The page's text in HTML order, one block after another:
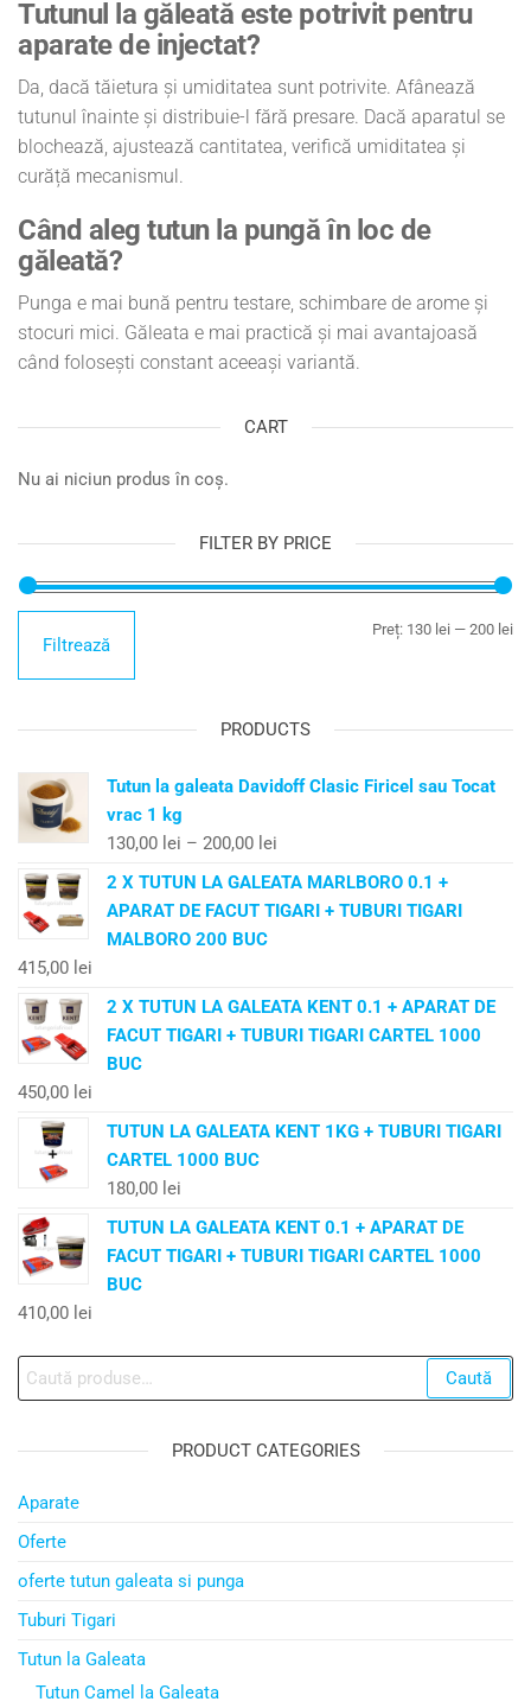
Tutunul la găleată este potrivit pentru
aparate de injectat?
Da, dacă tăietura și umiditatea sunt potrivite. Afânează
tutunul înainte și distribuie-l fără presare. Dacă aparatul se
blochează, ajustează cantitatea, verifică umiditatea și
curăță mecanismul.
Când aleg tutun la pungă în loc de
găleată?
Punga e mai bună pentru testare, schimbare de arome și
stocuri mici. Găleata e mai practică și mai avantajoasă
când folosești constant aceeași variantă.
CART
Nu ai niciun produs în coș.
FILTER BY PRICE
Filtrează
Preț: 130 lei — 200 lei
PRODUCTS
Tutun la galeata Davidoff Clasic Firicel sau Tocat
vrac 1 kg
130,00 lei – 200,00 lei
2 X TUTUN LA GALEATA MARLBORO 0.1 +
APARAT DE FACUT TIGARI + TUBURI TIGARI
MALBORO 200 BUC
415,00 lei
2 X TUTUN LA GALEATA KENT 0.1 + APARAT DE
FACUT TIGARI + TUBURI TIGARI CARTEL 1000
BUC
450,00 lei
TUTUN LA GALEATA KENT 1KG + TUBURI TIGARI
CARTEL 1000 BUC
180,00 lei
TUTUN LA GALEATA KENT 0.1 + APARAT DE
FACUT TIGARI + TUBURI TIGARI CARTEL 1000
BUC
410,00 lei
Caută
PRODUCT CATEGORIES
Aparate
Oferte
oferte tutun galeata si punga
Tuburi Tigari
Tutun la Galeata
Tutun Camel la Galeata